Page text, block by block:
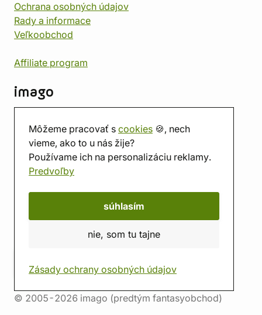
Môžeme pracovať s cookies 🍪, nech
vieme, ako to u nás žije?
Používame ich na personalizáciu reklamy.
Predvoľby
súhlasím
nie, som tu tajne
Zásady ochrany osobných údajov
Ochrana osobných údajov
Rady a informace
Veľkoobchod
Affiliate program
imago
Predajňa
Herňa
O nás
Hodnotenie obchodu
© 2005-2026 imago (predtým fantasyobchod)